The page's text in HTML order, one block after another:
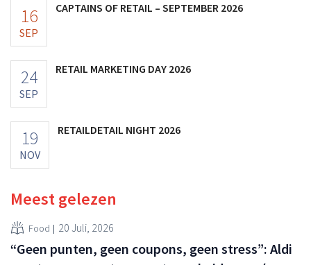
16
SEP
CAPTAINS OF RETAIL – SEPTEMBER 2026
24
SEP
RETAIL MARKETING DAY 2026
19
NOV
RETAILDETAIL NIGHT 2026
Meest gelezen
Food 20 Juli, 2026
“Geen punten, geen coupons, geen stress”: Aldi